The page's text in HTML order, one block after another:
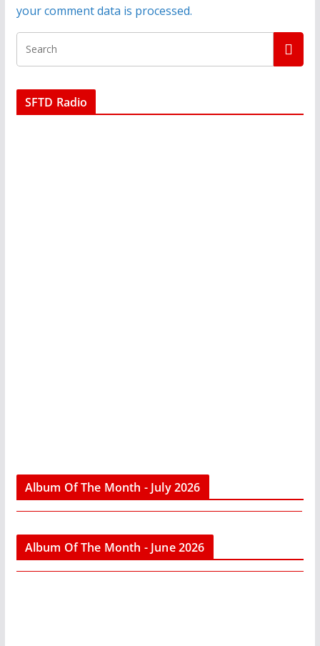
your comment data is processed.
SFTD Radio
Album Of The Month - July 2026
Album Of The Month - June 2026